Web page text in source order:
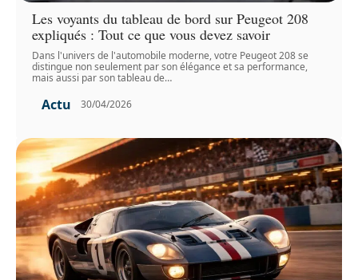
Les voyants du tableau de bord sur Peugeot 208
expliqués : Tout ce que vous devez savoir
Dans l'univers de l'automobile moderne, votre Peugeot 208 se
distingue non seulement par son élégance et sa performance,
mais aussi par son tableau de…
Actu 30/04/2026